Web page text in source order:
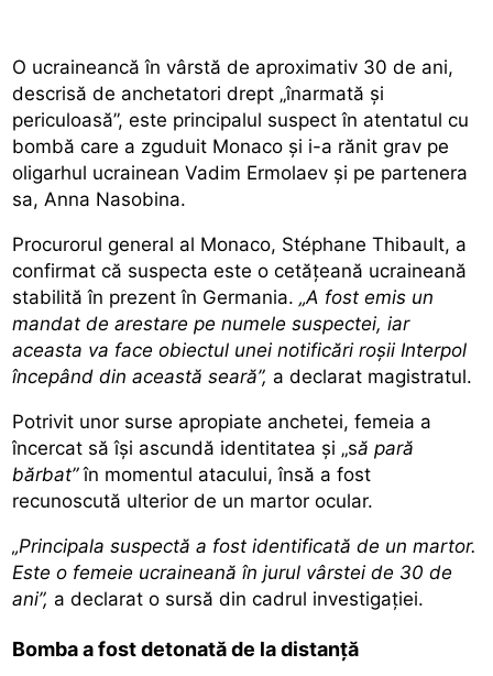
O ucraineancă în vârstă de aproximativ 30 de ani,
descrisă de anchetatori drept „înarmată și
periculoasă”, este principalul suspect în atentatul cu
bombă care a zguduit Monaco și i-a rănit grav pe
oligarhul ucrainean Vadim Ermolaev și pe partenera
sa, Anna Nasobina.
Procurorul general al Monaco, Stéphane Thibault, a
confirmat că suspecta este o cetățeană ucraineană
stabilită în prezent în Germania.„A fost emis un
mandat de arestare pe numele suspectei, iar
aceasta va face obiectul unei notificări roșii Interpol
începând din această seară”, a declarat magistratul.
Potrivit unor surse apropiate anchetei, femeia a
încercat să își ascundă identitatea și „să pară
bărbat”în momentul atacului, însă a fost
recunoscută ulterior de un martor ocular.
„Principala suspectă a fost identificată de un martor.
Este o femeie ucraineană în jurul vârstei de 30 de
ani”, a declarat o sursă din cadrul investigației.
Bomba a fost detonată de la distanță